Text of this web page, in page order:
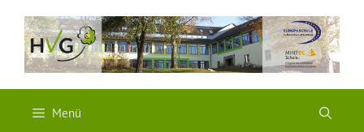
Inhalt
springen
Menü